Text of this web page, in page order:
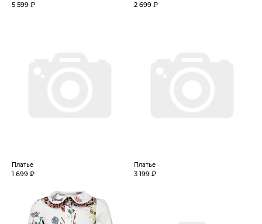
5 599 ₽ 2 699 ₽
Платье
1 699 ₽
Платье
3 199 ₽